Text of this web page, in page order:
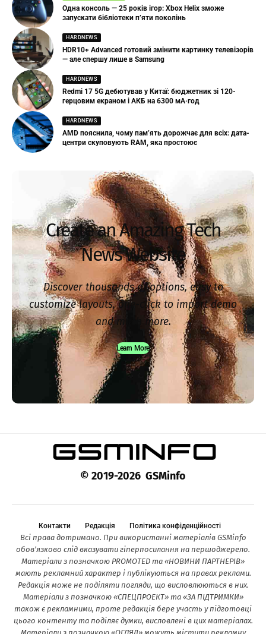
Одна консоль — 25 років ігор: Xbox Helix зможе
запускати бібліотеки п’яти поколінь
HARDNEWS
HDR10+ Advanced готовий змінити картинку телевізорів
— але спершу лише в Samsung
HARDNEWS
Redmi 17 5G дебютував у Китаї: бюджетник зі 120-
герцовим екраном і АКБ на 6300 мА·год
HARDNEWS
AMD пояснила, чому пам’ять дорожчає для всіх: дата-
центри скуповують RAM, яка простоює
Create an Amazing Tech
News Website
Discover thousands of options, easy to
customize layouts, one-click to import demo
and much more.
Learn More
© 2019-2026 GSMinfo
Контакти Редакція Політика конфіденційності
Всі права дотримано. При використанні матеріалів GSMinfo
обов’язково слід вказувати гіперпосилання на першоджерело.
Матеріали з позначкою PROMOTED та «НОВИНИ ПАРТНЕРІВ»
мають рекламний характер і публікуються на правах реклами.
Редакція може не поділяти погляди, що висловлюються в них.
Матеріали з позначкою «СПЕЦПРОЕКТ» та «ЗА ПІДТРИМКИ»
також є рекламними, проте редакція бере участь у підготовці
цього контенту та поділяє думки, висловлені в цих матеріалах.